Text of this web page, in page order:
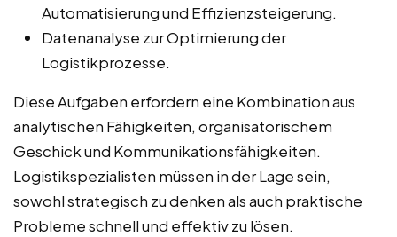
Automatisierung und Effizienzsteigerung.
Datenanalyse zur Optimierung der
Logistikprozesse.
Diese Aufgaben erfordern eine Kombination aus
analytischen Fähigkeiten, organisatorischem
Geschick und Kommunikationsfähigkeiten.
Logistikspezialisten müssen in der Lage sein,
sowohl strategisch zu denken als auch praktische
Probleme schnell und effektiv zu lösen.